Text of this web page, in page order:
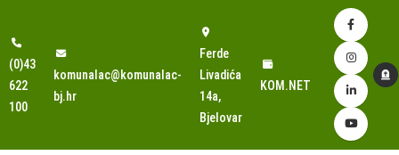
(0)43
622
100
komunalac@komunalac-
bj.hr
Ferde
Livadića
14a,
Bjelovar
KOM.NET